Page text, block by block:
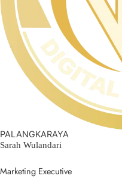
PALANGKARAYA
Sarah Wulandari
Marketing Executive